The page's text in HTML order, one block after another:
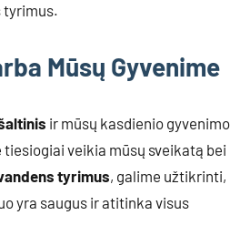
tyrimus.
Mūsų Gyvenime
ir mūsų kasdienio gyvenimo
veikia mūsų sveikatą bei
tyrimus, galime užtikrinti,
yra saugus ir atitinka visus